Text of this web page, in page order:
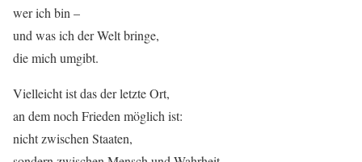
wer ich bin –
und was ich der Welt bringe,
die mich umgibt.
Vielleicht ist das der letzte Ort,
an dem noch Frieden möglich ist:
nicht zwischen Staaten,